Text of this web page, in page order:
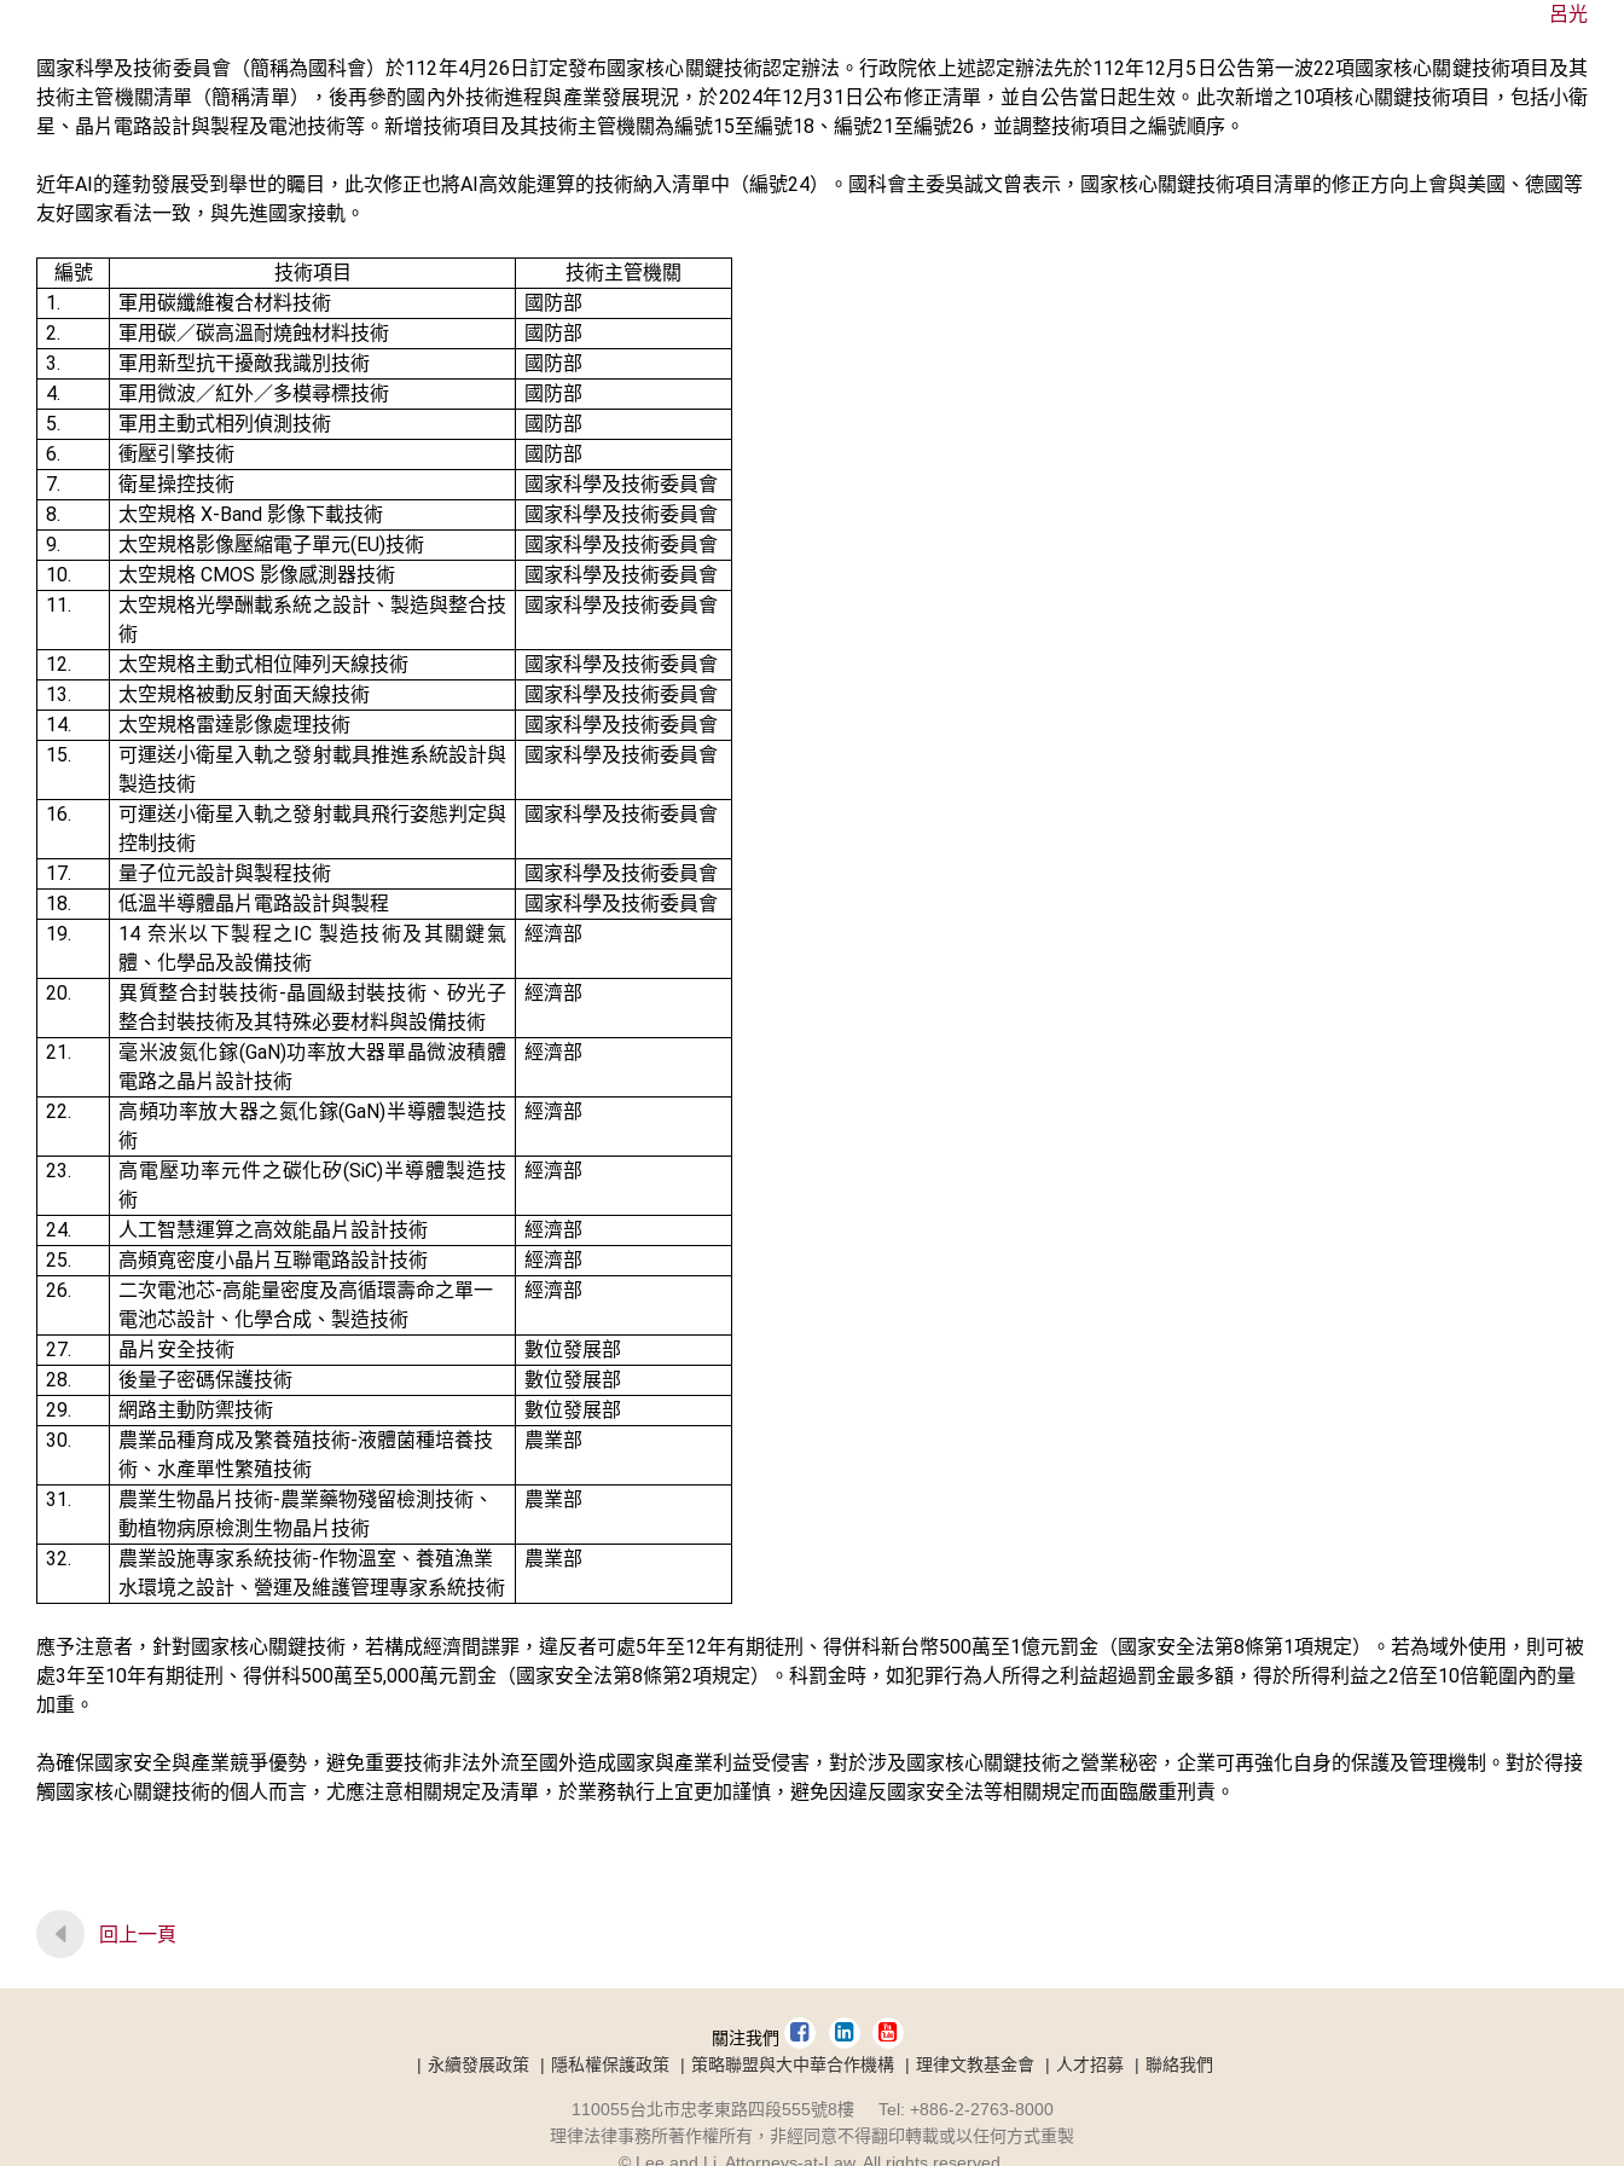
呂光
國家科學及技術委員會（簡稱為國科會）於112年4月 26 日訂定發布國家核心關鍵技術認定辦法。行政院依上述認定辦法先於112年12月 5 日公告第一波22項國家核心關鍵技術項目及其
技術主管機關清單（簡稱清單），後再參酌國內外技術進程與產業發展現況，於2024年12月31 日公布修正清單，並自公告當日起生效。此次新增之10項核心關鍵技術項目，包括小衛
星、晶片電路設計與製程及電池技術等。新增技術項目及其技術主管機關為編號15至編號18 、編號21至編號26 ，並調整技術項目之編號順序。
近年AI的蓬勃發展受到舉世的矚目，此次修正也將AI高效能運算的技術納入清單中（編號24）。國科會主委吳誠文曾表示，國家核心關鍵技術項目清單的修正方向上會與美國、德國等
友好國家看法一致，與先進國家接軌。
編號 技術項目 技術主管機關
1. 軍用碳纖維複合材料技術 國防部
2. 軍用碳／碳高溫耐燒蝕材料技術 國防部
3. 軍用新型抗干擾敵我識別技術 國防部
4. 軍用微波／紅外／多模尋標技術 國防部
5. 軍用主動式相列偵測技術 國防部
6. 衝壓引擎技術 國防部
7. 衛星操控技術 國家科學及技術委員會
8. 太空規格 X-Band 影像下載技術 國家科學及技術委員會
9. 太空規格影像壓縮電子單元(EU)技術 國家科學及技術委員會
10. 太空規格 CMOS 影像感測器技術 國家科學及技術委員會
11.
太空規格光學酬載系統之設計、製造與整合技
術
國家科學及技術委員會
12. 太空規格主動式相位陣列天線技術 國家科學及技術委員會
13. 太空規格被動反射面天線技術 國家科學及技術委員會
14. 太空規格雷達影像處理技術 國家科學及技術委員會
15.
可運送小衛星入軌之發射載具推進系統設計與
製造技術
國家科學及技術委員會
16.
可運送小衛星入軌之發射載具飛行姿態判定與
控制技術
國家科學及技術委員會
17. 量子位元設計與製程技術 國家科學及技術委員會
18. 低溫半導體晶片電路設計與製程 國家科學及技術委員會
19. 14 奈米以下製程之 IC 製造技術及其關鍵氣
體、化學品及設備技術
經濟部
20. 異質整合封裝技術-晶圓級封裝技術、矽光子
整合封裝技術及其特殊必要材料與設備技術
經濟部
21. 毫米波氮化鎵(GaN)功率放大器單晶微波積體
電路之晶片設計技術
經濟部
22. 高頻功率放大器之氮化鎵(GaN)半導體製造技
術
經濟部
23. 高電壓功率元件之碳化矽(SiC)半導體製造技
術
經濟部
24. 人工智慧運算之高效能晶片設計技術 經濟部
25. 高頻寬密度小晶片互聯電路設計技術 經濟部
26. 二次電池芯-高能量密度及高循環壽命之單一
電池芯設計、化學合成、製造技術
經濟部
27. 晶片安全技術 數位發展部
28. 後量子密碼保護技術 數位發展部
29. 網路主動防禦技術 數位發展部
30. 農業品種育成及繁養殖技術-液體菌種培養技
術、水產單性繁殖技術
農業部
31. 農業生物晶片技術-農業藥物殘留檢測技術、
動植物病原檢測生物晶片技術
農業部
32. 農業設施專家系統技術-作物溫室、養殖漁業
水環境之設計、營運及維護管理專家系統技術
農業部
應予注意者，針對國家核心關鍵技術，若構成經濟間諜罪，違反者可處5年至12年有期徒刑、得併科新台幣500萬至1億元罰金（國家安全法第8條第1項規定）。若為域外使用，則可被
處3年至10年有期徒刑、得併科500萬至5,000萬元罰金（國家安全法第8條第2項規定）。科罰金時，如犯罪行為人所得之利益超過罰金最多額，得於所得利益之2倍至10倍範圍內酌量
加重。
為確保國家安全與產業競爭優勢，避免重要技術非法外流至國外造成國家與產業利益受侵害，對於涉及國家核心關鍵技術之營業秘密，企業可再強化自身的保護及管理機制。對於得接
觸國家核心關鍵技術的個人而言，尤應注意相關規定及清單，於業務執行上宜更加謹慎，避免因違反國家安全法等相關規定而面臨嚴重刑責。
回上一頁
關注我們
永續發展政策
隱私權保護政策 策略聯盟與大中華合作機構 理律文教基金會 人才招募 聯絡我們
110055台北市忠孝東路四段555號8樓 Tel: +886-2-2763-8000
理律法律事務所著作權所有，非經同意不得翻印轉載或以任何方式重製
© Lee and Li, Attorneys-at-Law, All rights reserved.